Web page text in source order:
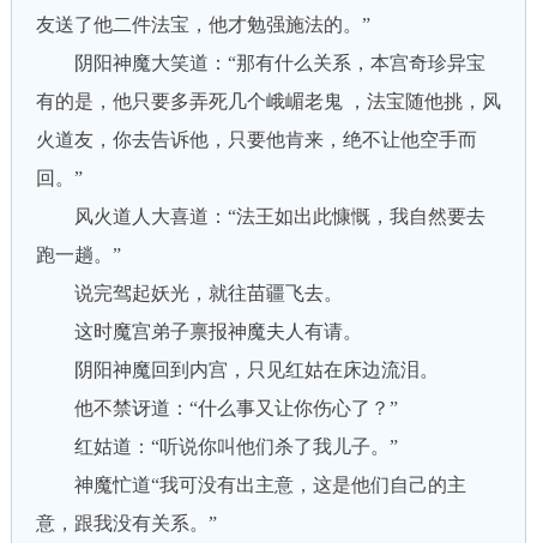
友送了他二件法宝，他才勉强施法的。”
阴阳神魔大笑道：“那有什么关系，本宫奇珍异宝
有的是，他只要多弄死几个峨嵋老鬼 ，法宝随他挑，风
火道友，你去告诉他，只要他肯来，绝不让他空手而
回。”
风火道人大喜道：“法王如出此慷慨，我自然要去
跑一趟。”
说完驾起妖光，就往苗疆飞去。
这时魔宫弟子禀报神魔夫人有请。
阴阳神魔回到内宫，只见红姑在床边流泪。
他不禁讶道：“什么事又让你伤心了？”
红姑道：“听说你叫他们杀了我儿子。”
神魔忙道“我可没有出主意，这是他们自己的主
意，跟我没有关系。”